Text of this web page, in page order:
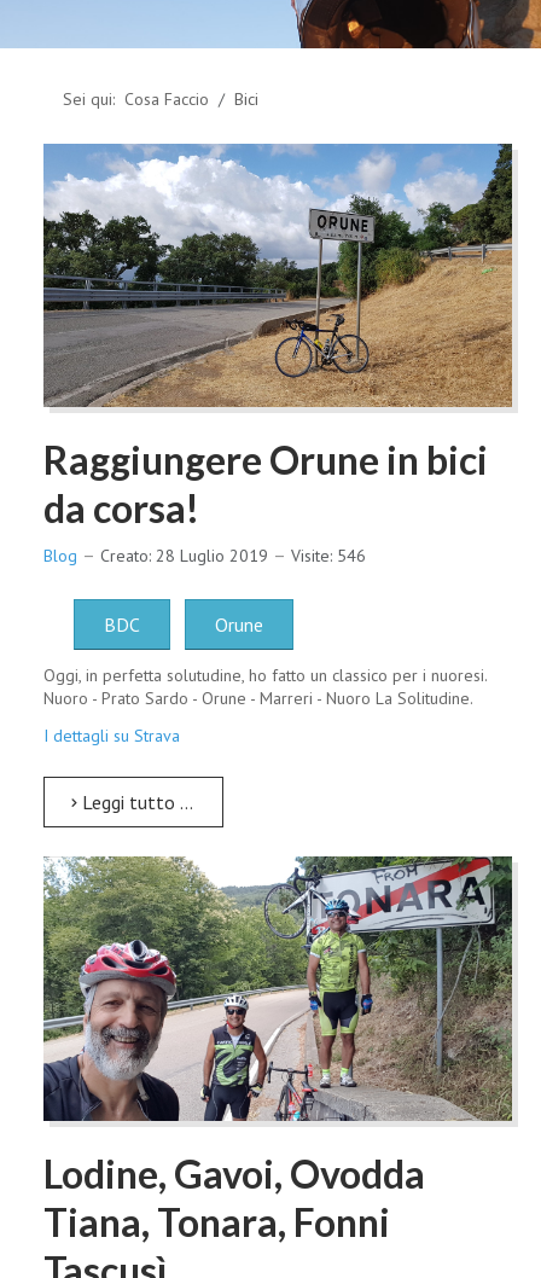
Sei qui: Cosa Faccio Bici
Raggiungere Orune in bici
da corsa!
Blog Creato: 28 Luglio 2019 Visite: 546
BDC Orune
Oggi, in perfetta solutudine, ho fatto un classico per i nuoresi.
Nuoro - Prato Sardo - Orune - Marreri - Nuoro La Solitudine.
I dettagli su Strava
Leggi tutto …
Lodine, Gavoi, Ovodda
Tiana, Tonara, Fonni